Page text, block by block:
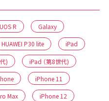
R Galaxy
HUAWEI P30 lite iPad
) iPad （第8世代)
iPhone 11
Max iPhone 12